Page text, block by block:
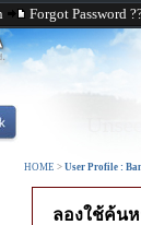
Forgot Password
HOME > User Profile :
ลองใช้ค้น